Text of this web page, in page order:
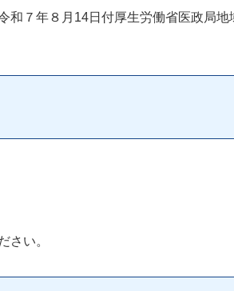
和７年８月14日付厚生労働省医政局
さい。